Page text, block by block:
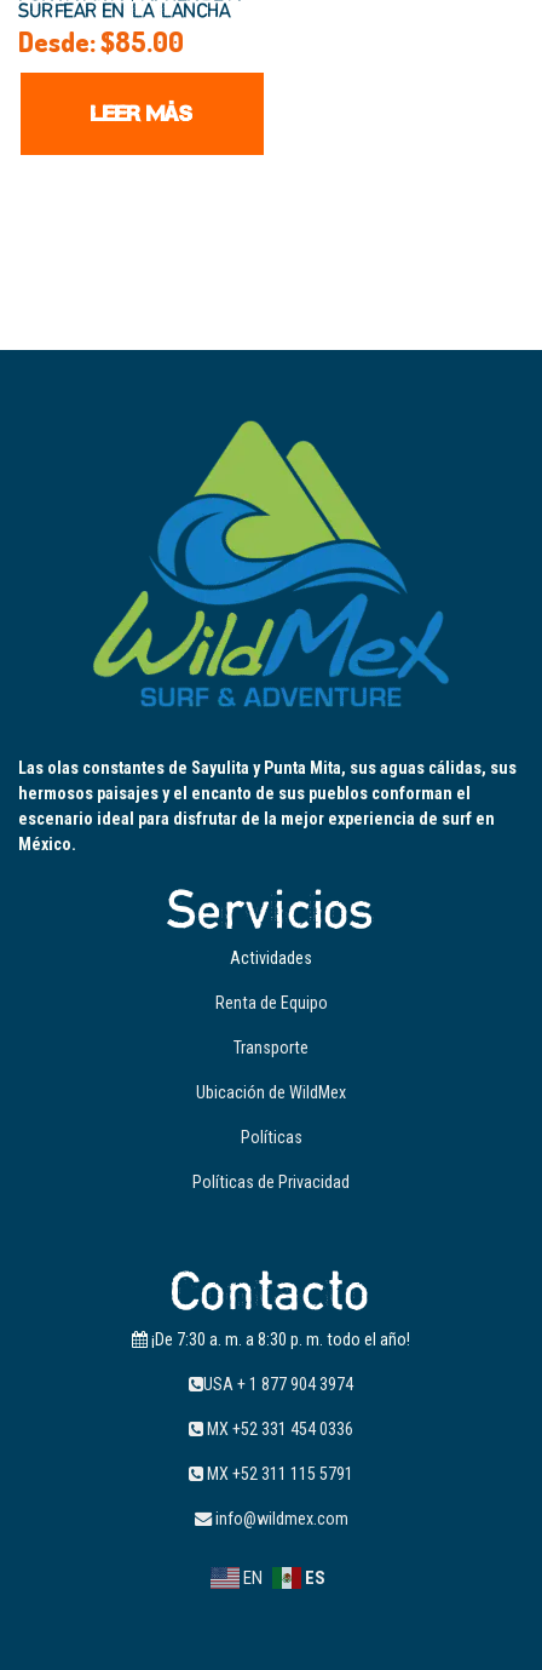
SURFEAR EN LA LANCHA
Desde:$85.00
LEER MÁS
Las olas constantes de Sayulita y Punta Mita, sus aguas cálidas, sus
hermosos paisajes y el encanto de sus pueblos conforman el
escenario ideal para disfrutar de la mejor experiencia de surf en
México.
Servicios
Actividades
Renta de Equipo
Transporte
Ubicación de WildMex
Políticas
Políticas de Privacidad
Contacto
¡De 7:30 a. m. a 8:30 p. m. todo el año!
USA + 1 877 904 3974
MX +52 331 454 0336
MX +52 311 115 5791
info@wildmex.com
EN ES